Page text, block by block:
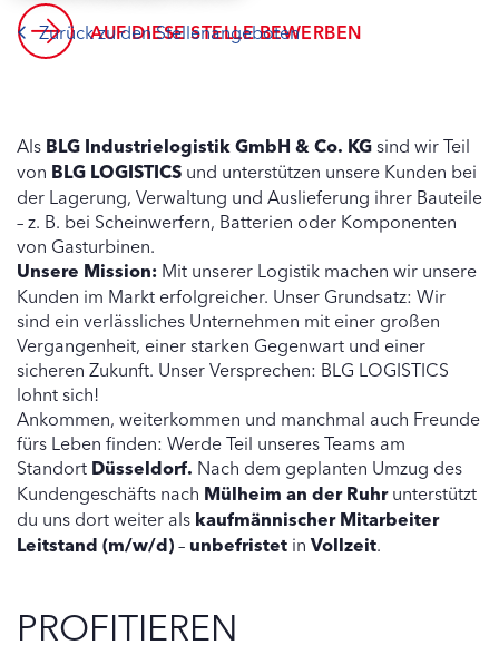
AUF DIESE STELLE BEWERBEN
Zurück zu den Stellenangeboten
Als BLG Industrielogistik GmbH & Co. KGsind wir Teil
von BLG LOGISTICS und unterstützen unsere Kunden bei
der Lagerung, Verwaltung und Auslieferung ihrer Bauteile
– z. B. bei Scheinwerfern, Batterien oder Komponenten
von Gasturbinen.
Unsere Mission: Mit unserer Logistik machen wir unsere
Kunden im Markt erfolgreicher. Unser Grundsatz: Wir
sind ein verlässliches Unternehmen mit einer großen
Vergangenheit, einer starken Gegenwart und einer
sicheren Zukunft. Unser Versprechen: BLG LOGISTICS
lohnt sich!
Ankommen, weiterkommen und manchmal auch Freunde
fürs Leben finden: Werde Teil unseres Teams am
Standort Düsseldorf. Nach dem geplanten Umzug des
Kundengeschäfts nach Mülheim an der Ruhrunterstützt
du uns dort weiter als kaufmännischer Mitarbeiter
Leitstand (m/w/d)– unbefristet in Vollzeit.
PROFITIEREN